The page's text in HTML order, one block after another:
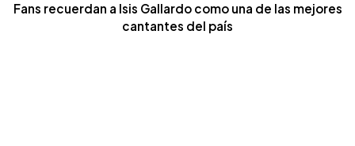
Fans recuerdan a Isis Gallardo como una de las mejores
cantantes del país